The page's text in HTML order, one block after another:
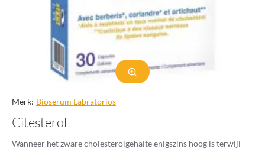
Merk: Bioserum Labratorios
Citesterol
Wanneer het zware cholesterolgehalte enigszins hoog is terwijl